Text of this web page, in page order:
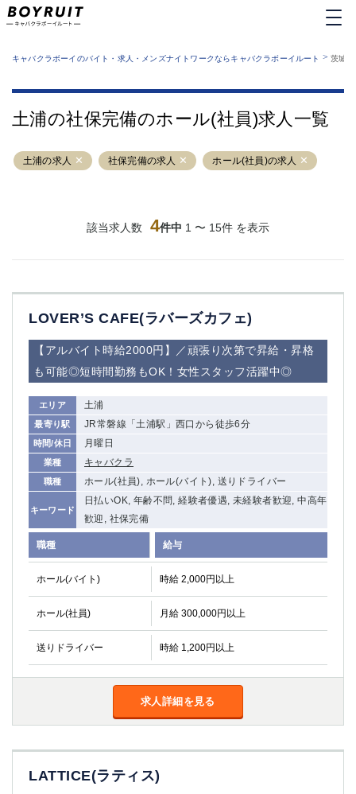
業種から探す
運営者情報
サイトマップ
キャバクラボーイのバイト・求人・メンズナイトワークならキャバクラボーイルート > 茨城
土浦の社保完備のホール(社員)求人一覧
土浦の求人 社保完備の求人 ホール(社員)の求人
該当求人数 4件中 1 〜 15件 を表示
LOVER’S CAFE(ラバーズカフェ)
【アルバイト時給2000円】／頑張り次第で昇給・昇格
も可能◎短時間勤務もOK！女性スタッフ活躍中◎
エリア 土浦
最寄り駅 JR常磐線「土浦駅」西口から徒歩6分
時間/休日 月曜日
業種 キャバクラ
職種 ホール(社員), ホール(バイト), 送りドライバー
キーワード
日払いOK, 年齢不問, 経験者優遇, 未経験者歓迎, 中高年
歓迎, 社保完備
職種 給与
ホール(バイト) 時給 2,000円以上
ホール(社員) 月給 300,000円以上
送りドライバー 時給 1,200円以上
求人詳細を見る
LATTICE(ラティス)
六本木
池袋
吉祥寺
練馬
恵比寿
蒲田
北千住
①六本木 ②西麻布
大山
赤羽
品川
蒲田東口
立川（南口）
新宿
浜松町
中野
府中
中目黒
ひばりヶ丘（北口）
学芸大学
吉祥寺（南口／公園口）
自由が丘
吉祥寺（北口／東口）
四谷
錦糸町南口
下北沢・経堂
金町（北口）
成増駅徒歩3分の好立地！①JR埼京線「赤羽駅」から徒歩2分 ②東
三軒茶屋（南口）
①歌舞伎町 ②新宿 ③新宿三丁目 ④西
蒲田(西口)
清瀬（南口）
①東武練馬 ②成増・板橋 ③大山 ②池袋
池袋東口
大井町
亀戸